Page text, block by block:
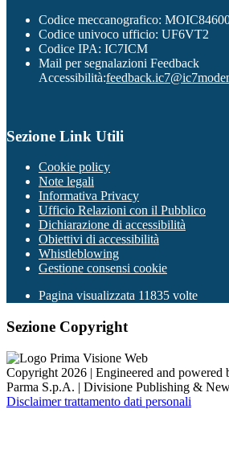
Codice meccanografico:
Codice univoco ufficio: UF6VT2
Codice IPA: IC7ICM
Mail per segnalazioni Feedback
Accessibilità:
Sezione Link Utili
Cookie policy
Note legali
Informativa Privacy
Ufficio Relazioni con il Pubblico
Dichiarazione di accessibilità
Obiettivi di accessibilità
Whistleblowing
Gestione consensi cookie
Pagina visualizzata 11835 volte
Sezione Copyright
Copyright 2026 | Engineered and powered
Parma S.p.A. | Divisione Publishing &
Disclaimer trattamento dati personali